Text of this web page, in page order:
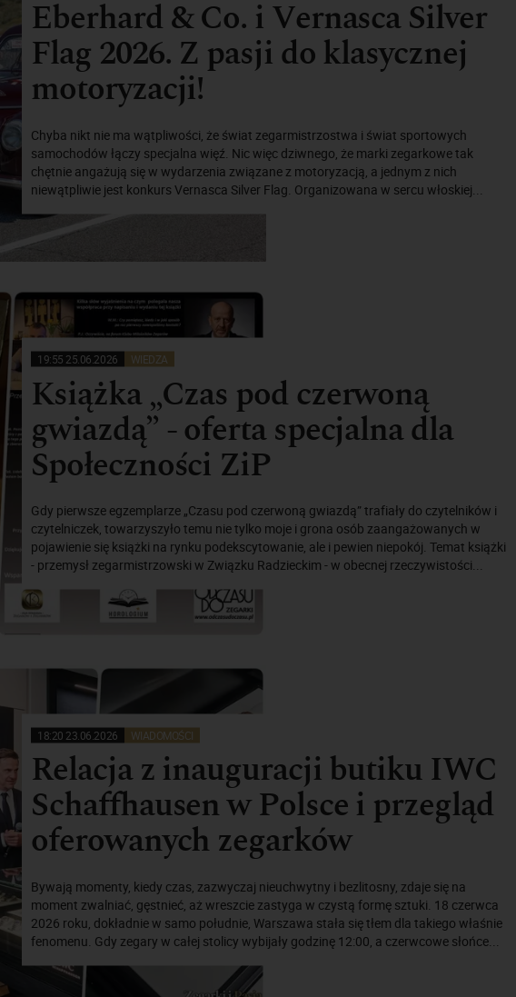
Eberhard & Co. i Vernasca Silver
Flag 2026. Z pasji do klasycznej
motoryzacji!
Chyba nikt nie ma wątpliwości, że świat zegarmistrzostwa i świat sportowych
samochodów łączy specjalna więź. Nic więc dziwnego, że marki zegarkowe tak
chętnie angażują się w wydarzenia związane z motoryzacją, a jednym z nich
niewątpliwie jest konkurs Vernasca Silver Flag. Organizowana w sercu włoskiej...
19:55 25.06.2026 WIEDZA
Książka „Czas pod czerwoną
gwiazdą” - oferta specjalna dla
Społeczności ZiP
Gdy pierwsze egzemplarze „Czasu pod czerwoną gwiazdą” trafiały do czytelników i
czytelniczek, towarzyszyło temu nie tylko moje i grona osób zaangażowanych w
pojawienie się książki na rynku podekscytowanie, ale i pewien niepokój. Temat książki
- przemysł zegarmistrzowski w Związku Radzieckim - w obecnej rzeczywistości...
18:20 23.06.2026 WIADOMOŚCI
Relacja z inauguracji butiku IWC
Schaffhausen w Polsce i przegląd
oferowanych zegarków
Bywają momenty, kiedy czas, zazwyczaj nieuchwytny i bezlitosny, zdaje się na
moment zwalniać, gęstnieć, aż wreszcie zastyga w czystą formę sztuki. 18 czerwca
2026 roku, dokładnie w samo południe, Warszawa stała się tłem dla takiego właśnie
fenomenu. Gdy zegary w całej stolicy wybijały godzinę 12:00, a czerwcowe słońce...